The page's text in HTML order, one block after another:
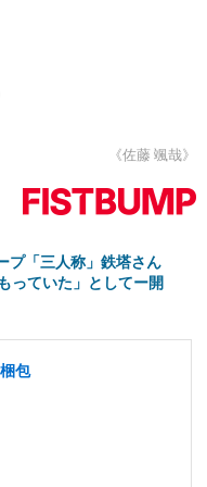
《佐藤 颯哉》
プ「三人称」鉄塔さん
っていた」としてー開
包